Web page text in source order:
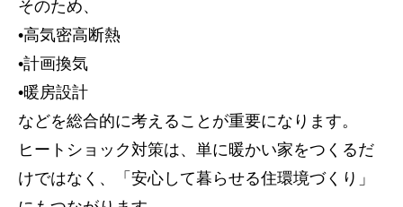
トップページ
建設
住宅
注文住宅
そのため、
•高気密高断熱
•計画換気
•暖房設計
などを総合的に考えることが重要になります。
ヒートショック対策は、単に暖かい家をつくるだ
けではなく、「安心して暮らせる住環境づくり」